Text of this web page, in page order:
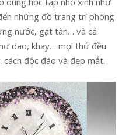
những đồ trang trí phòng
nước, gạt tàn… và cả
dao, khay… mọi thứ đều
độc đáo và đẹp mắt.